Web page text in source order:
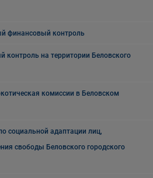
финансовый контроль
на территории Беловского
комиссии в Беловском
социальной адаптации лиц,
свободы Беловского городского